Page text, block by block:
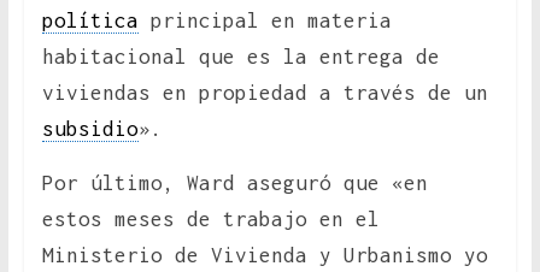
política principal en materia
habitacional que es la entrega de
viviendas en propiedad a través de un
subsidio».
Por último, Ward aseguró que «en
estos meses de trabajo en el
Ministerio de Vivienda y Urbanismo yo